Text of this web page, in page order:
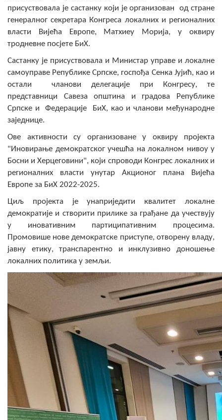
Јавни позиви
Обавјештења
Заштита од пожара
COVID 19
Геоистраживања
ПРИВРЕДА
Пољопривреда
Туризам
Спорт
ЦИВИЛНА ЗАШТИТА
КОНТАКТ
присуствовала је састанку који је организован од стране
генералног секретара Конгреса локалних и регионалних
власти Вијећа Европе, Матхиеу Морија, у оквиру
тродневне посјете БиХ.
Састанку је присуствовала и Министар управе и локалне
самоуправе Републике Српске, госпођа Сенка Јујић, као и
остали чланови делегације при Конгресу, те
представници Савеза општина и градова Републике
Српске и Федерације БиХ, као и чланови међународне
заједнице.
Ове активности су организоване у оквиру пројекта
"Иновирање демократског учешћа на локалном нивоу у
Босни и Херцеговини", који спроводи Конгрес локалних и
регионалних власти унутар Акционог плана Вијећа
Европе за БиХ 2022-2025.
Циљ пројекта је унаприједити квалитет локалне
демократије и створити прилике за грађане да учествују
у иновативним партиципативним процесима.
Промовише нове демократске приступе, отворену владу,
јавну етику, транспарентно и инклузивно доношење
локалних политика у земљи.